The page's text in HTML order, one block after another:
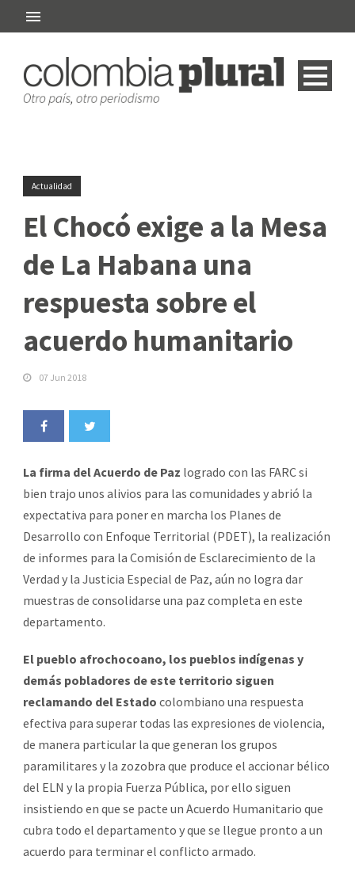
Actualidad
El Chocó exige a la Mesa
de La Habana una
respuesta sobre el
acuerdo humanitario
07 Jun 2018
La firma del Acuerdo de Paz logrado con las FARC si
bien trajo unos alivios para las comunidades y abrió la
expectativa para poner en marcha los Planes de
Desarrollo con Enfoque Territorial (PDET), la realización
de informes para la Comisión de Esclarecimiento de la
Verdad y la Justicia Especial de Paz, aún no logra dar
muestras de consolidarse una paz completa en este
departamento.
El pueblo afrochocoano, los pueblos indígenas y
demás pobladores de este territorio siguen
reclamando del Estado colombiano una respuesta
efectiva para superar todas las expresiones de violencia,
de manera particular la que generan los grupos
paramilitares y la zozobra que produce el accionar bélico
del ELN y la propia Fuerza Pública, por ello siguen
insistiendo en que se pacte un Acuerdo Humanitario que
cubra todo el departamento y que se llegue pronto a un
acuerdo para terminar el conflicto armado.